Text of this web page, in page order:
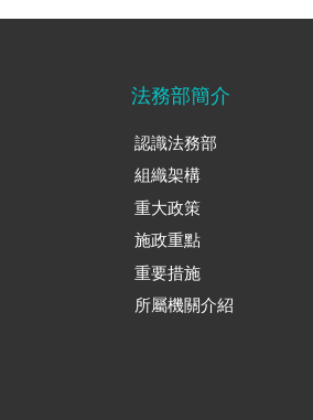
法務部簡介
認識法務部
組織架構
重大政策
施政重點
重要措施
所屬機關介紹